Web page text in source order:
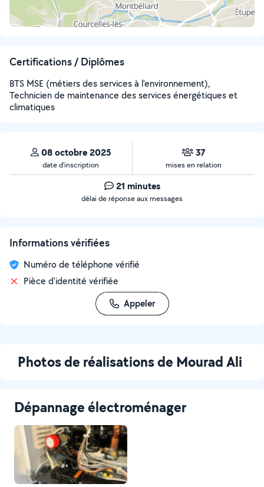
Certifications / Diplômes
BTS MSE (métiers des services à l’environnement),
Technicien de maintenance des services énergétiques et
climatiques
08 octobre 2025
date d’inscription
37
mises en relation
21 minutes
délai de réponse aux messages
Informations vérifiées
Numéro de téléphone vérifié
Pièce d'identité vérifiée
Appeler
Photos de réalisations de Mourad Ali
Dépannage électroménager